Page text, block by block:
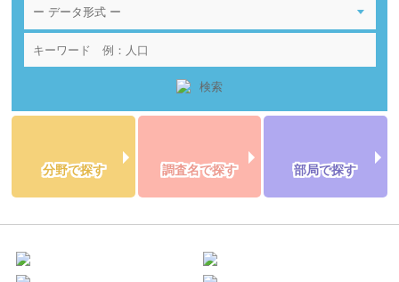
分野で探す 調査名で探す 部局で探す